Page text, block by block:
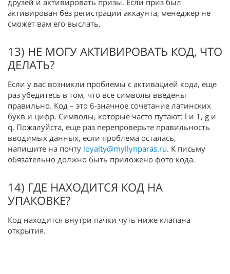
друзей и активировать призы. Если приз был
активирован без регистрации аккаунта, менеджер не
сможет вам его выслать.
13) НЕ МОГУ АКТИВИРОВАТЬ КОД, ЧТО
ДЕЛАТЬ?
Если у вас возникли проблемы с активацией кода, еще
раз убедитесь в том, что все символы введены
правильно. Код – это 6-значное сочетание латинских
букв и цифр. Символы, которые часто путают: l и 1, g и
q. Пожалуйста, еще раз перепроверьте правильность
вводимых данных, если проблема осталась,
напишите на почту loyalty@myllynparas.ru. К письму
обязательно должно быть приложено фото кода.
14) ГДЕ НАХОДИТСЯ КОД НА
УПАКОВКЕ?
Код находится внутри пачки чуть ниже клапана
открытия.